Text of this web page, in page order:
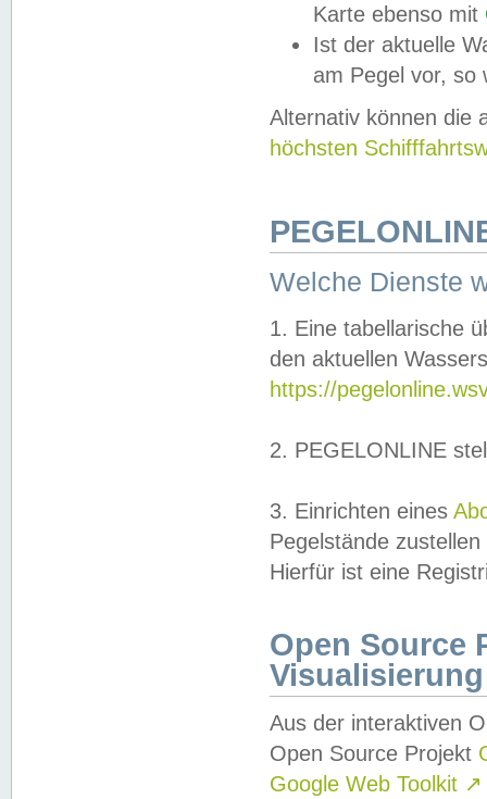
Karte ebenso mit
Ist der aktuelle
am Pegel vor,
Alternativ können die
höchsten
Welche Dienste
1. Eine tabellarische
den aktuellen
https://
2. PEGELONLINE
3. Einrichten eines
Pegelstände
Hierfür ist eine
Open Source
Visualisierung
Aus der interaktiven
Open Source Projekt
Google Web Toolkit ↗